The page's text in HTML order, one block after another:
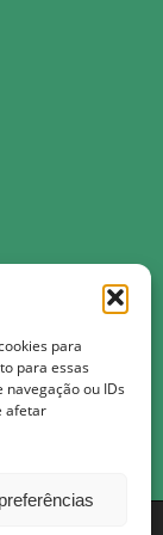
para
para essas
ou IDs
afetar
59.217-000